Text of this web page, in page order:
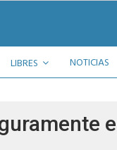
LIBRES NOTICIAS